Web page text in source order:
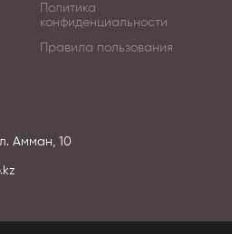
— это место, где цвета
с неповторимой
и красивым
Политика
конфиденциальности
Правила пользования
Амман, 10